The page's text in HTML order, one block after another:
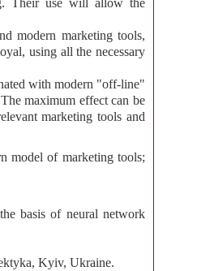
Their use will allow the
modern marketing tools,
using all the necessary
with modern "off-line"
maximum effect can be
marketing tools and
model of marketing tools;
basis of neural network
Kyiv, Ukraine.